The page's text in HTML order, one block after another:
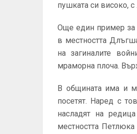
пушката си високо,
Още един пример за
в местността
на загиналите
мраморна плоча.
В общината има и
посетят. Наред с
насладят на
местността